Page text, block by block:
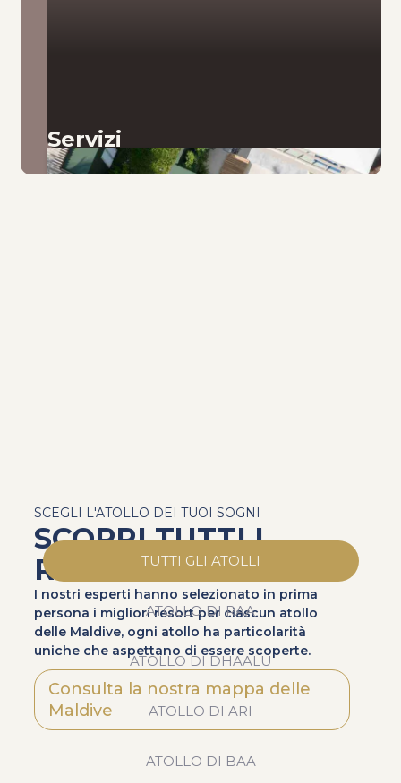
Servizi
SCEGLI L'ATOLLO DEI TUOI SOGNI
SCOPRI TUTTI I
RESORT
I nostri esperti hanno selezionato in prima
persona i migliori resort per ciascun atollo
delle Maldive, ogni atollo ha particolarità
uniche che aspettano di essere scoperte.
Consulta la nostra mappa delle
Maldive
TUTTI GLI ATOLLI
ATOLLO DI RAA
ATOLLO DI DHAALU
ATOLLO DI ARI
ATOLLO DI BAA